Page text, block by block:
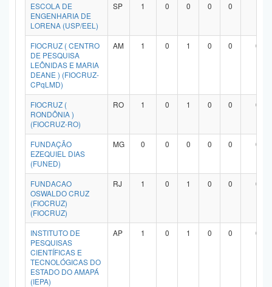
ESCOLA DE
ENGENHARIA DE
LORENA (USP/EEL)
SP 1 0 0 0 0
FIOCRUZ ( CENTRO
DE PESQUISA
LEÔNIDAS E MARIA
DEANE ) (FIOCRUZ-
CPqLMD)
AM 1 0 1 0 0 0
FIOCRUZ (
RONDÔNIA )
(FIOCRUZ-RO)
RO 1 0 1 0 0 0
FUNDAÇÃO
EZEQUIEL DIAS
(FUNED)
MG 0 0 0 0 0 0
FUNDACAO
OSWALDO CRUZ
(FIOCRUZ)
(FIOCRUZ)
RJ 1 0 1 0 0 0
INSTITUTO DE
PESQUISAS
CIENTÍFICAS E
TECNOLÓGICAS DO
ESTADO DO AMAPÁ
(IEPA)
AP 1 0 1 0 0 0